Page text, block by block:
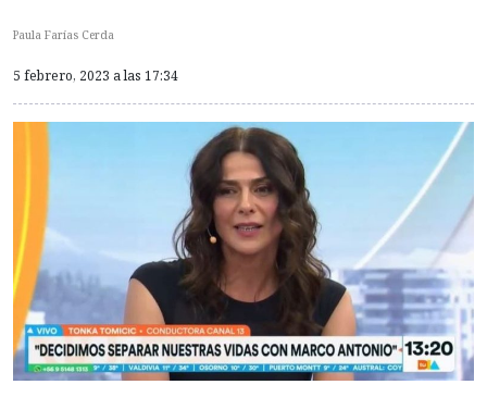
Paula Farías Cerda
5 febrero, 2023 a las 17:34